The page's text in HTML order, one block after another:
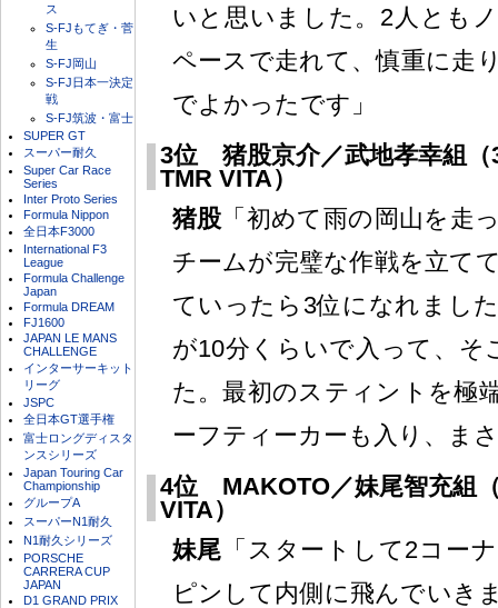
ス
S-FJもてぎ・菅
生
S-FJ岡山
S-FJ日本一決定
戦
S-FJ筑波・富士
SUPER GT
スーパー耐久
Super Car Race
Series
Inter Proto Series
Formula Nippon
全日本F3000
International F3
League
Formula Challenge
Japan
Formula DREAM
FJ1600
JAPAN LE MANS
CHALLENGE
インターサーキット
リーグ
JSPC
全日本GT選手権
富士ロングディスタ
ンスシリーズ
Japan Touring Car
Championship
グループA
スーパーN1耐久
N1耐久シリーズ
PORSCHE
CARRERA CUP
JAPAN
D1 GRAND PRIX
いと思いました。2人とも
ペースで走れて、慎重に走
でよかったです」
3位 猪股京介／武地孝幸組（
TMR VITA）
猪股 「初めて雨の岡山を走
チームが完璧な作戦を立て
ていったら3位になれまし
が10分くらいで入って、そ
た。最初のスティントを極
ーフティーカーも入り、ま
4位 MAKOTO／妹尾智充組
VITA）
妹尾 「スタートして2コー
ピンして内側に飛んでいき